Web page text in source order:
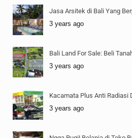
Jasa Arsitek di Bali Yang
3 years ago
Bali Land For Sale: Beli
3 years ago
Kacamata Plus Anti Radiasi
3 years ago